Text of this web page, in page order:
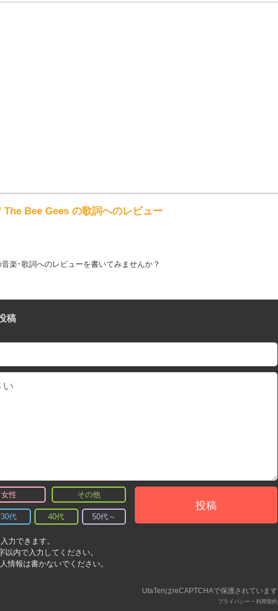
Bee Gees の歌詞へのレビュー
音楽･歌詞へのレビューを書いてみませんか？
稿
女性 その他
30代 40代 50代～
投稿
力できます。
内で入力してください。
情報は書かないでください。
UtaTenはreCAPTCHAで保護されています
プライバシー - 利用契約